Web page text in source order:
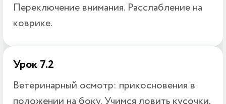
Переключение внимания. Расслабление на
коврике.
Урок 7.2
Ветеринарный осмотр: прикосновения в